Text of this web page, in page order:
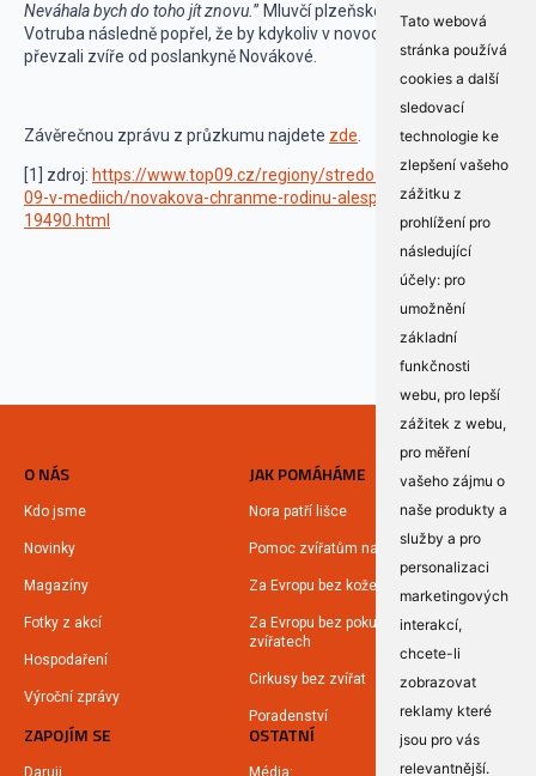
Tato webová
stránka používá
cookies a další
sledovací
technologie ke
zlepšení vašeho
zážitku z
prohlížení pro
následující
účely: pro
umožnění
základní
funkčnosti
webu, pro lepší
zážitek z webu,
pro měření
vašeho zájmu o
naše produkty a
služby a pro
personalizaci
marketingových
interakcí,
chcete-li
zobrazovat
reklamy které
jsou pro vás
relevantnější.
Neváhala bych do toho jít znovu. ” Mluvčí plzeňské zoo Martin
Votruba následně popřel, že by kdykoliv v novodobé historii zoo
převzali zvíře od poslankyně Novákové.
Závěrečnou zprávu z průzkumu najdete zde
[1] zdroj: https://www.top09.cz/regiony/stredocesky-kraj/top-
09-v-mediich/novakova-chranme-rodinu-alespon-jako-prirodu-
19490.html
O NÁS
Kdo jsme
Novinky
Magazíny
Fotky z akcí
Hospodaření
Výroční zprávy
JAK POMÁHÁME
Nora patří lišce
Pomoc zvířatům na Ukrajině
Za Evropu bez kožešin
Za Evropu bez pokusů na
zvířatech
Cirkusy bez zvířat
Poradenství
ZAPOJÍM SE
Daruji
OSTATNÍ
Média: